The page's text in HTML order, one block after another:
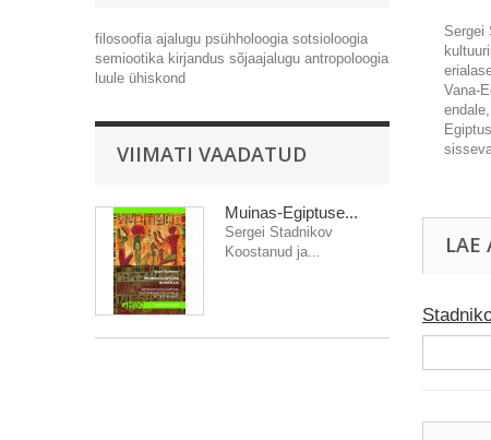
filosoofia ajalugu psühholoogia sotsioloogia
semiootika kirjandus sõjaajalugu antropoloogia
luule ühiskond
VIIMATI VAADATUD
Muinas-Egiptuse...
Sergei Stadnikov
Koostanud ja...
Sergei
Vana-
LAE